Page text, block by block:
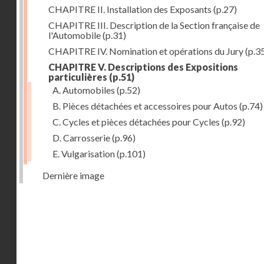
CHAPITRE II. Installation des Exposants (p.27)
CHAPITRE III. Description de la Section française de
l'Automobile(p.31)
CHAPITRE IV. Nomination et opérations du Jury
CHAPITRE V. Descriptions des Expositions
particulières (p.51)
A. Automobiles (p.52)
B. Pièces détachées et accessoires pour Autos (p.74)
C. Cycles et pièces détachées pour Cycles (p.92)
D. Carrosserie(p.96)
E. Vulgarisation(p.101)
Dernière image